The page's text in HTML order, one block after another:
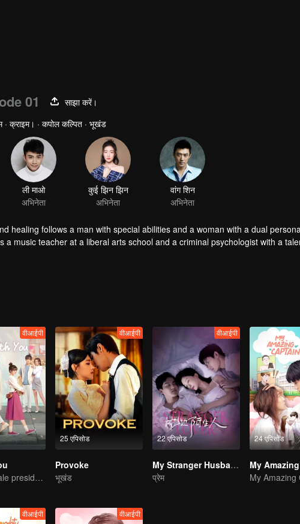
01
साझा करें।
· क्राइम। · कपोल कल्पित · भूखंड
healing follows a man with special abilities and a woman with a dual
a music teacher at a liberal arts school and a criminal psychologist with a
female reporter whose other self is a soul that is raging wild. The two
वीआईपी
Bossy female president flirts with arrogant childe.
25 एपिसोड
वीआईपी
Provoke
भूखंड
22 एपिसोड
वीआईपी
My Stranger Husband
प्रेम
24 एपिसोड
My
My Amazing
वीआईपी वीआईपी